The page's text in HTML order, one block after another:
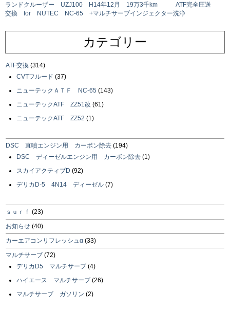
ランドクルーザー UZJ100 H14年12月 19万3千km ATF完全圧送
交換 for NUTEC NC-65 +マルチサーブインジェクター洗浄
カテゴリー
ATF交換 (314)
CVTフルード (37)
ニューテックＡＴＦ NC-65 (143)
ニューテックATF ZZ51改 (61)
ニューテックATF ZZ52 (1)
DSC 直噴エンジン用 カーボン除去 (194)
DSC ディーゼルエンジン用 カーボン除去 (1)
スカイアクティブD (92)
デリカD-5 4N14 ディーゼル (7)
ｓｕｒｆ (23)
お知らせ (40)
カーエアコンリフレッシュα (33)
マルチサーブ (72)
デリカD5 マルチサーブ (4)
ハイエース マルチサーブ (26)
マルチサーブ ガソリン (2)